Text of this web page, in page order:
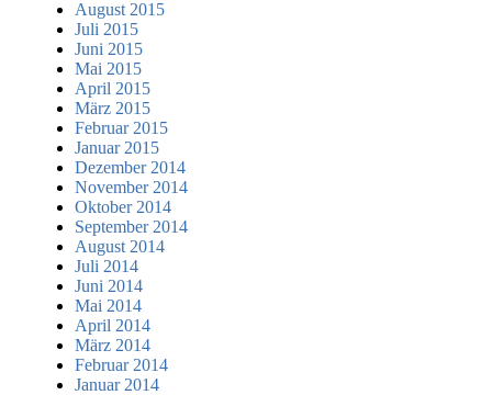
August 2015
Juli 2015
Juni 2015
Mai 2015
April 2015
März 2015
Februar 2015
Januar 2015
Dezember 2014
November 2014
Oktober 2014
September 2014
August 2014
Juli 2014
Juni 2014
Mai 2014
April 2014
März 2014
Februar 2014
Januar 2014